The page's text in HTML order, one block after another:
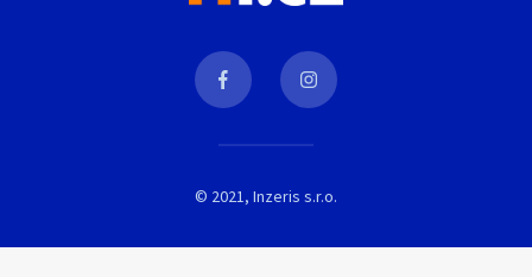
© 2021, Inzeris s.r.o.